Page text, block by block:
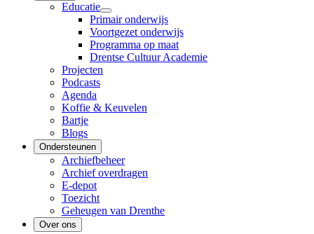
Educatie
Primair onderwijs
Voortgezet onderwijs
Programma op maat
Drentse Cultuur Academie
Projecten
Podcasts
Agenda
Koffie & Keuvelen
Bartje
Blogs
Ondersteunen
Archiefbeheer
Archief overdragen
E-depot
Toezicht
Geheugen van Drenthe
Over ons